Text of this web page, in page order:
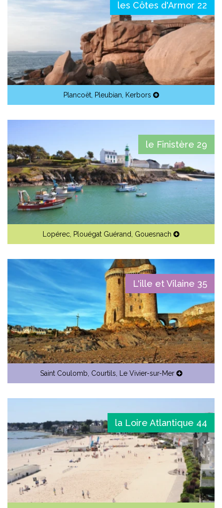
les Côtes d'Armor 22
Plancoët, Pleubian, Kerbors
le Finistère 29
Lopérec, Plouégat Guérand, Gouesnach
L'ille et Vilaine 35
Saint Coulomb, Courtils, Le Vivier-sur-Mer
la Loire Atlantique 44